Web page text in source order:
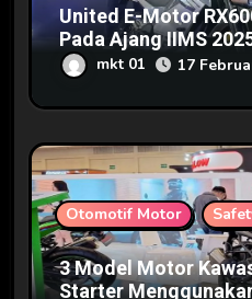
United E-Motor
Pada Ajang IIMS
mkt 01 17
Otomotif Motor
3 Model Motor
Starter